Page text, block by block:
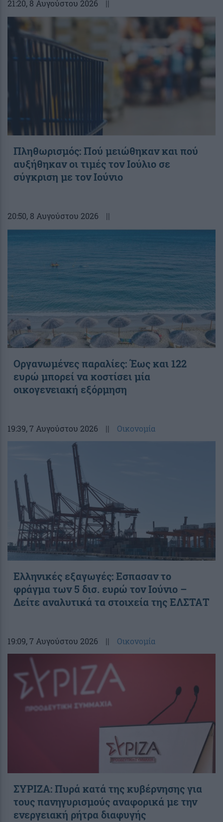
21:20, 8 Αυγούστου 2026 ||
Πληθωρισμός: Πού μειώθηκαν και πού
αυξήθηκαν οι τιμές τον Ιούλιο σε
σύγκριση με τον Ιούνιο
20:50, 8 Αυγούστου 2026 ||
Οργανωμένες παραλίες: Έως και 122
ευρώ μπορεί να κοστίσει μία
οικογενειακή εξόρμηση
19:39, 7 Αυγούστου 2026 || Οικονομία
Ελληνικές εξαγωγές: Εσπασαν το
φράγμα των 5 δισ. ευρώ τον Ιούνιο –
Δείτε αναλυτικά τα στοιχεία της ΕΛΣΤΑΤ
19:09, 7 Αυγούστου 2026 || Οικονομία
ΣΥΡΙΖΑ: Πυρά κατά της κυβέρνησης για
τους πανηγυρισμούς αναφορικά με την
ενεργειακή ρήτρα διαφυγής